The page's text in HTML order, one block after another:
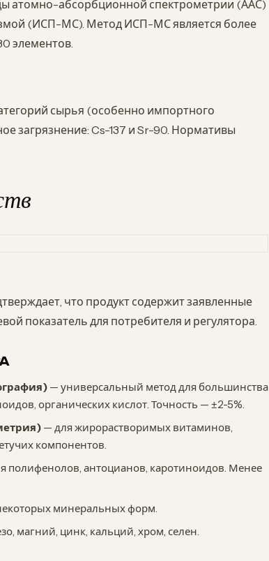
атомно-абсорбционной спектрометрии (ААС)
(ИСП-МС). Метод ИСП-МС является более
элементов.
сырья (особенно импортного
загрязнение: Cs-137 и Sr-90. Нормативы
что продукт содержит заявленные
показатель для потребителя и регулятора.
— универсальный метод для большинства
органических кислот. Точность — ±2-5%.
— для жирорастворимых витаминов,
компонентов.
полифенолов, антоцианов, каротиноидов. Менее
минеральных форм.
магний, цинк, кальций, хром, селен.